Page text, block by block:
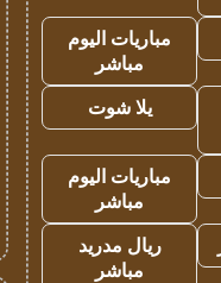
مباريات اليوم
مباشر
يلا شوت
مباريات اليوم
مباشر
ريال مدريد
مباشر